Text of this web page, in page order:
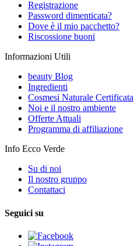
Registrazione
Password dimenticata?
Dove è il mio pacchetto?
Riscossione buoni
Informazioni Utili
beauty Blog
Ingredienti
Cosmesi Naturale Certificata
Noi e il nostro ambiente
Offerte Attuali
Programma di affiliazione
Info Ecco Verde
Su di noi
Il nostro gruppo
Contattaci
Seguici su